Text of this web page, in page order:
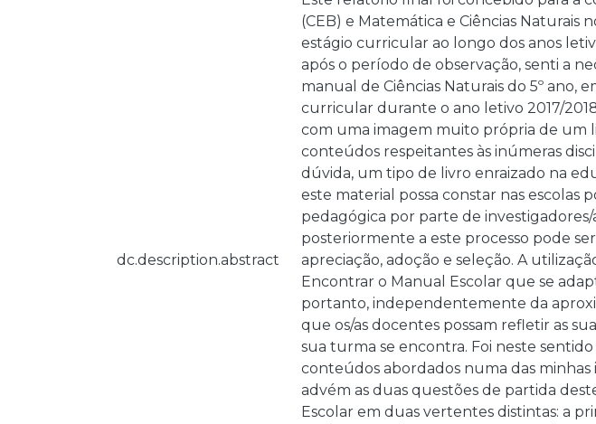
dc.description.abstract
(CEB) e Matemática e Ciências Naturais
estágio curricular ao longo dos anos
após o período de observação, senti a
manual de Ciências Naturais do 5º ano,
curricular durante o ano letivo 2017/
com uma imagem muito própria de um
conteúdos respeitantes às inúmeras
dúvida, um tipo de livro enraizado na
este material possa constar nas escolas
pedagógica por parte de investigadores/
posteriormente a este processo pode
apreciação, adoção e seleção. A
Encontrar o Manual Escolar que se
portanto, independentemente da
que os/as docentes possam refletir as
sua turma se encontra. Foi neste
conteúdos abordados numa das
advém as duas questões de partida
Escolar em duas vertentes distintas: a